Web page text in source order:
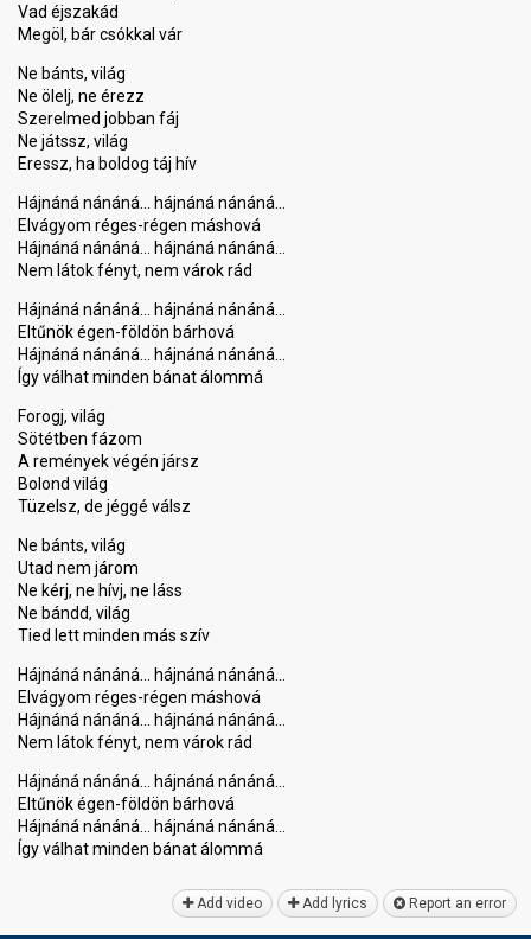
Vad éjszakád
Megöl, bár csókkal vár
Ne bánts, világ
Ne ölelj, ne érezz
Szerelmed jobban fáj
Ne játssz, világ
Eressz, ha boldog táj hív
Hájnáná nánáná… hájnáná nánáná…
Elvágyom réges-régen máshová
Hájnáná nánáná… hájnáná nánáná…
Nem látok fényt, nem várok rád
Hájnáná nánáná… hájnáná nánáná…
Eltűnök égen-földön bárhová
Hájnáná nánáná… hájnáná nánáná…
Így válhat minden bánat álommá
Forogj, világ
Sötétben fázom
A remények végén jársz
Bolond világ
Tüzelsz, de jéggé válsz
Ne bánts, világ
Utad nem járom
Ne kérj, ne hívj, ne láss
Ne bándd, világ
Tied lett minden más szív
Hájnáná nánáná… hájnáná nánáná…
Elvágyom réges-régen máѕhová
Hájnáná nánáná… hájnáná nánáná…
Nem látok fényt, nem várok rád
Hájnáná nánáná… hájnáná nánáná…
Eltűnök égen-földön bárhová
Hájnáná nánáná… hájnáná nánáná…
Így válhat minden bánаt álommá
Add video Add lyrics Report an error